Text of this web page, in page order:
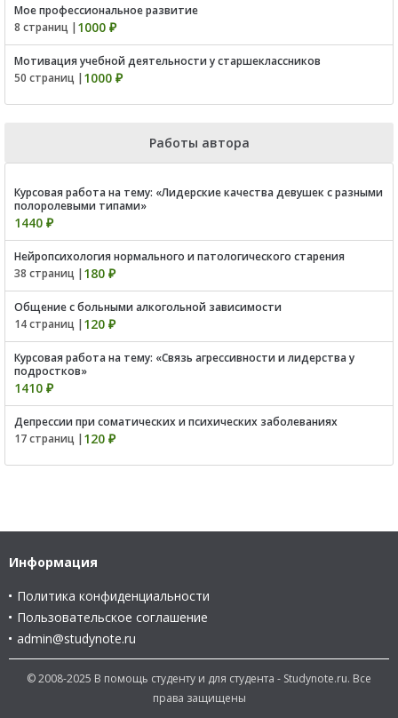
Мое профессиональное развитие
8 страниц | 1000 ₽
Мотивация учебной деятельности у старшеклассников
50 страниц | 1000 ₽
Работы автора
Курсовая работа на тему: «Лидерские качества девушек с разными
полоролевыми типами»
1440 ₽
Нейропсихология нормального и патологического старения
38 страниц | 180 ₽
Общение с больными алкогольной зависимости
14 страниц | 120 ₽
Курсовая работа на тему: «Связь агрессивности и лидерства у
подростков»
1410 ₽
Депрессии при соматических и психических заболеваниях
17 страниц | 120 ₽
Информация
Политика конфиденциальности
Пользовательское соглашение
admin@studynote.ru
© 2008-2025 В помощь студенту и для студента - Studynote.ru. Все
права защищены